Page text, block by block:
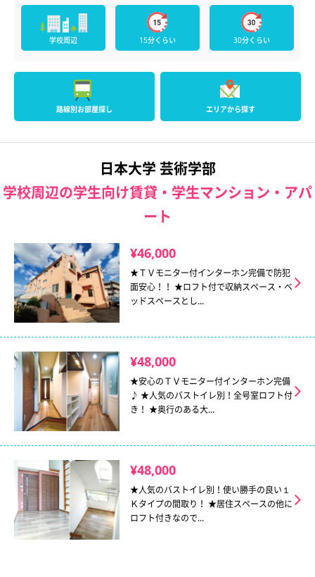
学校周辺 15分くらい 30分くらい
路線別お部屋探し エリアから探す
日本大学 芸術学部
学校周辺の学生向け賃貸・学生マンション・アパ
ート
¥46,000
★ＴＶモニター付インターホン完備で防犯
面安心！！ ★ロフト付で収納スペース・ベ
ッドスペースとし...
¥48,000
★安心のＴＶモニター付インターホン完備
♪ ★人気のバストイレ別！全号室ロフト付
き！ ★奥行のある大...
¥48,000
★人気のバストイレ別！使い勝手の良い１
Ｋタイプの間取り！ ★居住スペースの他に
ロフト付きなので...